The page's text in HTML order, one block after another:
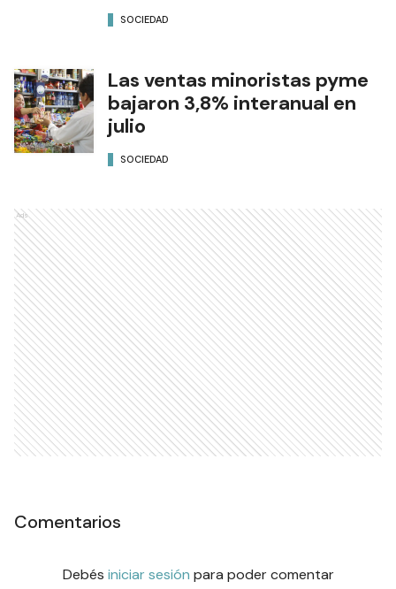
SOCIEDAD
Las ventas minoristas pyme
bajaron 3,8% interanual en
julio
SOCIEDAD
Ads
Comentarios
Debés iniciar sesión para poder comentar